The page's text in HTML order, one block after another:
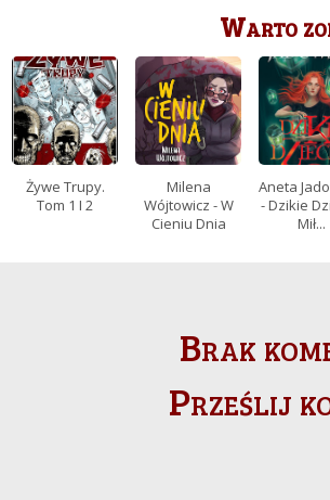
Warto
Żywe Trupy.
Tom 1 I 2
Milena
Wójtowicz - W
Cieniu Dnia
Aneta
- Dzikie
Mił...
Brak
Prześlij